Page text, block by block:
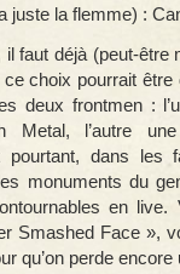
juste la flemme) :
il faut déjà (peut-
choix pourrait
deux frontmen :
Metal, l’autre
pourtant, dans les
monuments du
en live.
Smashed Face »,
qu’on perde